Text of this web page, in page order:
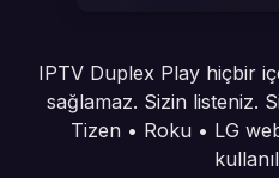
IPTV Duplex Play hiçbir
sağlamaz. Sizin listeniz.
Tizen • Roku • LG